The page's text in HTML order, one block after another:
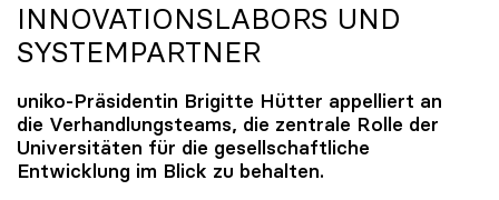
INNOVATIONSLABORS UND
SYSTEMPARTNER
uniko-Präsidentin Brigitte Hütter appelliert an
die Verhandlungsteams, die zentrale Rolle der
Universitäten für die gesellschaftliche
Entwicklung im Blick zu behalten.